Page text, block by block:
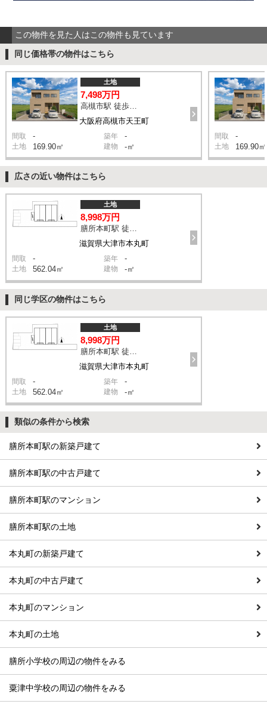
この物件を見た人はこの物件も見ています
同じ価格帯の物件はこちら
大阪府高槻市天王町
土地
7,498万円
間取 - 築年 -
土地 169.90㎡ 建物 -㎡
間取 -
土地 169.90㎡
広さの近い物件はこちら
滋賀県大津市本丸町
土地
8,998万円
膳所本町駅 徒歩4分
間取 - 築年 -
土地 562.04㎡ 建物 -㎡
同じ学区の物件はこちら
滋賀県大津市本丸町
土地
8,998万円
間取 - 築年 -
土地 562.04㎡ 建物 -㎡
類似の条件から検索
膳所本町駅の新築戸建て
膳所本町駅の中古戸建て
膳所本町駅のマンション
膳所本町駅の土地
本丸町の新築戸建て
本丸町の中古戸建て
本丸町のマンション
本丸町の土地
膳所小学校の周辺の物件をみる
粟津中学校の周辺の物件をみる